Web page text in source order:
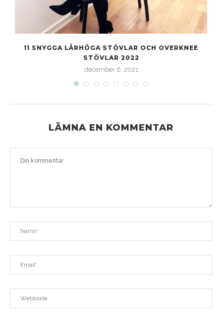
11 SNYGGA LÅRHÖGA STÖVLAR OCH OVERKNEE
STÖVLAR 2022
december 6, 2021
LÄMNA EN KOMMENTAR